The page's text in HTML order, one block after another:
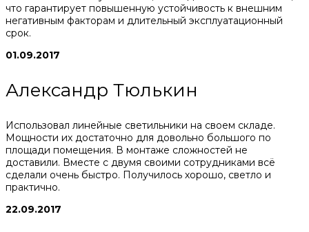
что гарантирует повышенную устойчивость к внешним
негативным факторам и длительный эксплуатационный
срок.
01.09.2017
Александр Тюлькин
Использовал линейные светильники на своем складе.
Мощности их достаточно для довольно большого по
площади помещения. В монтаже сложностей не
доставили. Вместе с двумя своими сотрудниками всё
сделали очень быстро. Получилось хорошо, светло и
практично.
22.09.2017